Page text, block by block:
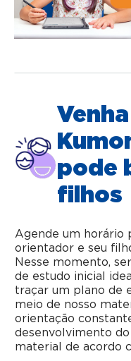
pode
filhos
Agende um horário
orientador e seu
Nesse momento,
de estudo inicial
traçar um plano de
meio de nosso
orientação
desenvolvimento
material de acordo